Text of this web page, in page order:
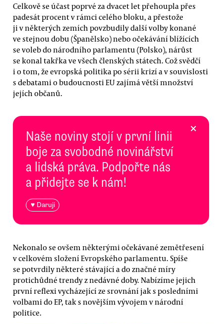
Celkově se účast poprvé za dvacet let přehoupla přes
padesát procent v rámci celého bloku, a přestože
ji v některých zemích povzbudily další volby konané
ve stejnou dobu (Španělsko) nebo očekávání blížících
se voleb do národního parlamentu (Polsko), nárůst
se konal takřka ve všech členských státech. Což svědčí
i o tom, že evropská politika po sérii krizí a v souvislosti
s debatami o budoucnosti EU zajímá větší množství
jejích občanů.
Naše noviny stojí v první linii
boje za svobodné novinářství
a lidská práva. Podpořte nás
a přidejte se k nám!
♥ Daruji
×
Nekonalo se ovšem některými očekávané zemětřesení
v celkovém složení Evropského parlamentu. Spíše
se potvrdily některé stávající a do značné míry
protichůdné trendy z nedávné doby. Nabízíme jejich
první reflexi vycházející ze srovnání jak s posledními
volbami do EP, tak s novějším vývojem v národní
politice.